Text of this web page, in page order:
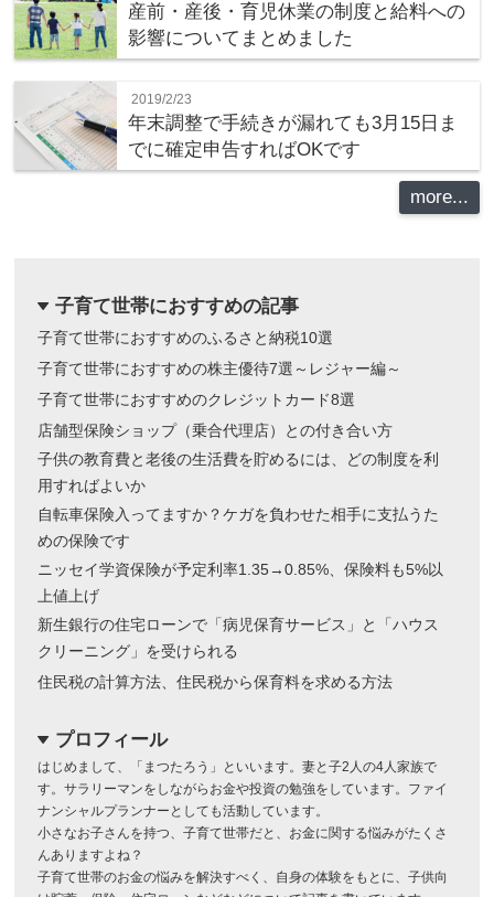
産前・産後・育児休業の制度と給料への
影響についてまとめました
2019/2/23
年末調整で手続きが漏れても3月15日ま
でに確定申告すればOKです
more...
dropdown 子育て世帯におすすめの記事
子育て世帯におすすめのふるさと納税10選
子育て世帯におすすめの株主優待7選～レジャー編～
子育て世帯におすすめのクレジットカード8選
店舗型保険ショップ（乗合代理店）との付き合い方
子供の教育費と老後の生活費を貯めるには、どの制度を利
用すればよいか
自転車保険入ってますか？ケガを負わせた相手に支払うた
めの保険です
ニッセイ学資保険が予定利率1.35→0.85%、保険料も5%以
上値上げ
新生銀行の住宅ローンで「病児保育サービス」と「ハウス
クリーニング」を受けられる
住民税の計算方法、住民税から保育料を求める方法
dropdown プロフィール
はじめまして、「まつたろう」といいます。妻と子2人の4人家族で
す。サラリーマンをしながらお金や投資の勉強をしています。ファイ
ナンシャルプランナーとしても活動しています。
小さなお子さんを持つ、子育て世帯だと、お金に関する悩みがたくさ
んありますよね？
子育て世帯のお金の悩みを解決すべく、自身の体験をもとに、子供向